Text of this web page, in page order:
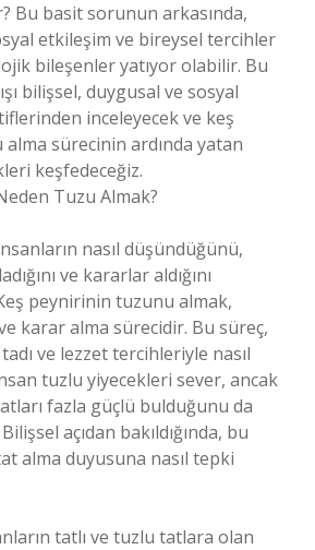
Bu basit sorunun arkasında,
etkileşim ve bireysel tercihler
bileşenler yatıyor olabilir. Bu
bilişsel, duygusal ve sosyal
inceleyecek ve keş
sürecinin ardında yatan
keşfedeceğiz.
Tuzu Almak?
nasıl düşündüğünü,
ve kararlar aldığını
peynirinin tuzunu almak,
karar alma sürecidir. Bu süreç,
ve lezzet tercihleriyle nasıl
tuzlu yiyecekleri sever, ancak
fazla güçlü bulduğunu da
açıdan bakıldığında, bu
alma duyusuna nasıl tepki
tatlı ve tuzlu tatlara olan